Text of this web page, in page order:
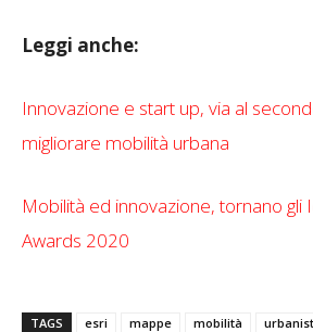
Leggi anche:
Innovazione e start up, via al
migliorare mobilità urbana
Mobilità ed innovazione, tornano gli
Awards 2020
TAGS esri mappe mobilità